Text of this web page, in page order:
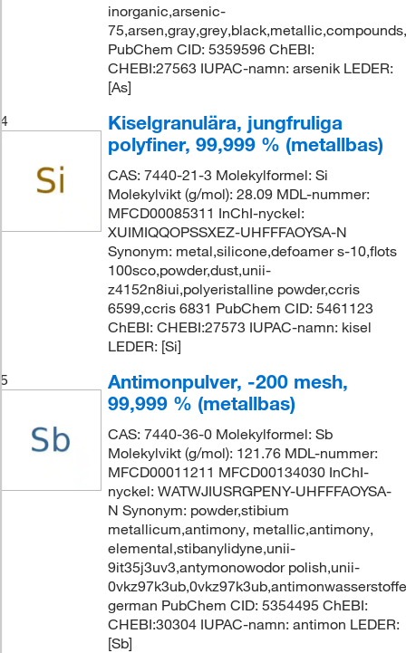
inorganic,arsenic-
PubChem CID: 5359596 ChEBI:
CHEBI:27563 IUPAC-namn: arsenik LEDER:
[As]
4
Kiselgranulära, jungfruliga
polyfiner, 99,999 % (metallbas)
CAS: 7440-21-3 Molekylformel: Si
Molekylvikt (g/mol): 28.09 MDL-nummer:
MFCD00085311 InChI-nyckel:
XUIMIQQOPSSXEZ-UHFFFAOYSA-N
Synonym: metal,silicone,defoamer s-10,flots
100sco,powder,dust,unii-
z4152n8iui,polyeristalline powder,ccris
6599,ccris 6831 PubChem CID: 5461123
ChEBI: CHEBI:27573 IUPAC-namn: kisel
LEDER: [Si]
5
Antimonpulver, -200 mesh,
99,999 % (metallbas)
CAS: 7440-36-0 Molekylformel: Sb
Molekylvikt (g/mol): 121.76 MDL-nummer:
MFCD00011211 MFCD00134030 InChI-
nyckel: WATWJIUSRGPENY-UHFFFAOYSA-
N Synonym: powder,stibium
metallicum,antimony, metallic,antimony,
elemental,stibanylidyne,unii-
9it35j3uv3,antymonowodor polish,unii-
german PubChem CID: 5354495 ChEBI:
CHEBI:30304 IUPAC-namn: antimon LEDER:
[Sb]